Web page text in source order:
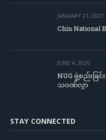
JANUARY 21, 2021
Chin National
JUNE 4, 2026
NUG ဖွဲ့စည်းခ
သဝဏ်လွှာ
STAY CONNECTED